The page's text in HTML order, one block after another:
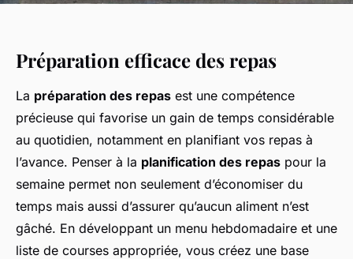
Préparation efficace des repas
La préparation des repas est une compétence
précieuse qui favorise un gain de temps considérable
au quotidien, notamment en planifiant vos repas à
l’avance. Penser à la planification des repas pour la
semaine permet non seulement d’économiser du
temps mais aussi d’assurer qu’aucun aliment n’est
gâché. En développant un menu hebdomadaire et une
liste de courses appropriée, vous créez une base